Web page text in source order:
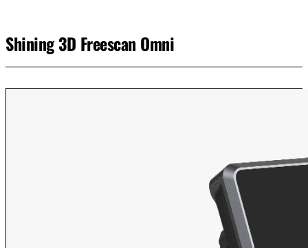
Shining 3D Freescan Omni